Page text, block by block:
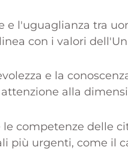
e l'uguaglianza tra
con i valori
e la
alla
le competenze delle
più urgenti, come il